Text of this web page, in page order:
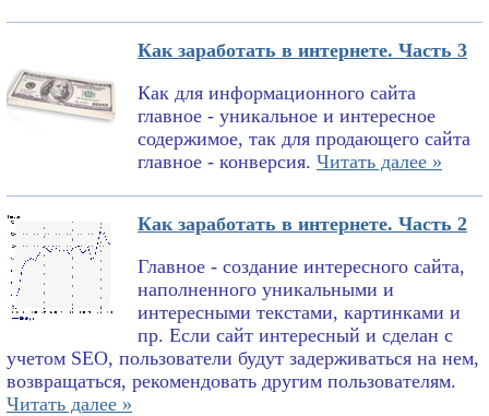
Как заработать в интернете. Часть 3
Как для информационного сайта
главное - уникальное и интересное
содержимое, так для продающего сайта
главное - конверсия. Читать далее »
Как заработать в интернете. Часть 2
Главное - создание интересного сайта,
наполненного уникальными и
интересными текстами, картинками и
пр. Если сайт интересный и сделан с
учетом SEO, пользователи будут задерживаться на нем,
возвращаться, рекомендовать другим пользователям.
Читать далее »